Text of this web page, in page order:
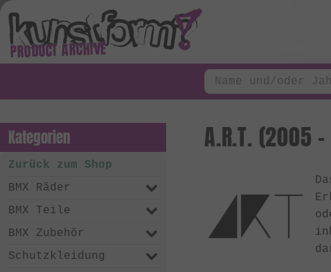
PRODUCT ARCHIVE
A.R.T. (2005
Kategorien
Zurück zum Shop
BMX Räder
BMX Teile
BMX Zubehör
Schutzkleidung